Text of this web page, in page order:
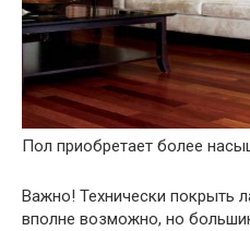
Пол приобретает более
Важно! Технически покрыть
вполне возможно, но